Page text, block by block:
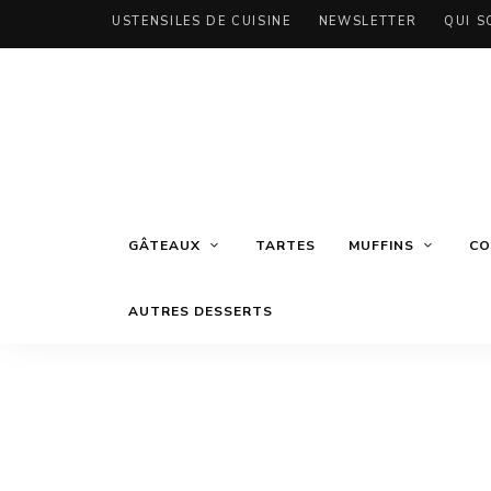
USTENSILES DE CUISINE NEWSLETTER QUI
GÂTEAUX TARTES MUFFINS
AUTRES DESSERTS